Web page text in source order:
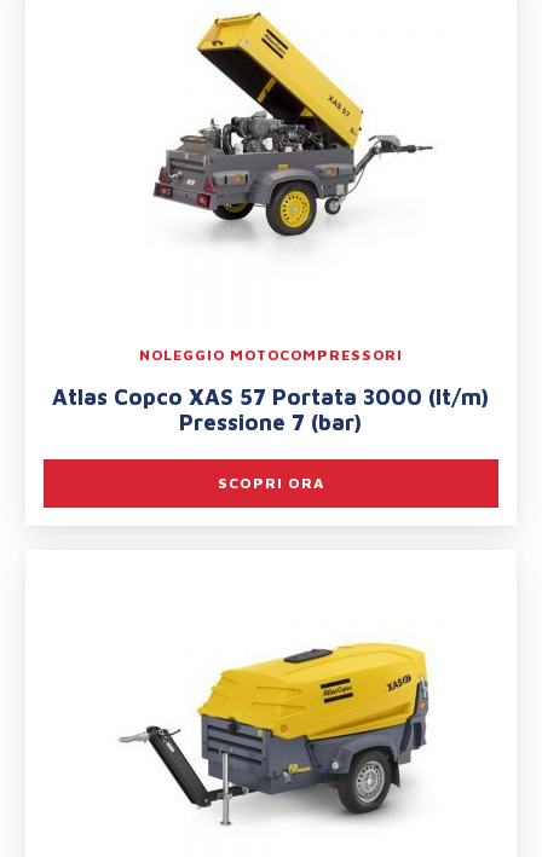
NOLEGGIO MOTOCOMPRESSORI
Atlas Copco XAS 57 Portata 3000 (lt/m)
Pressione 7 (bar)
SCOPRI ORA